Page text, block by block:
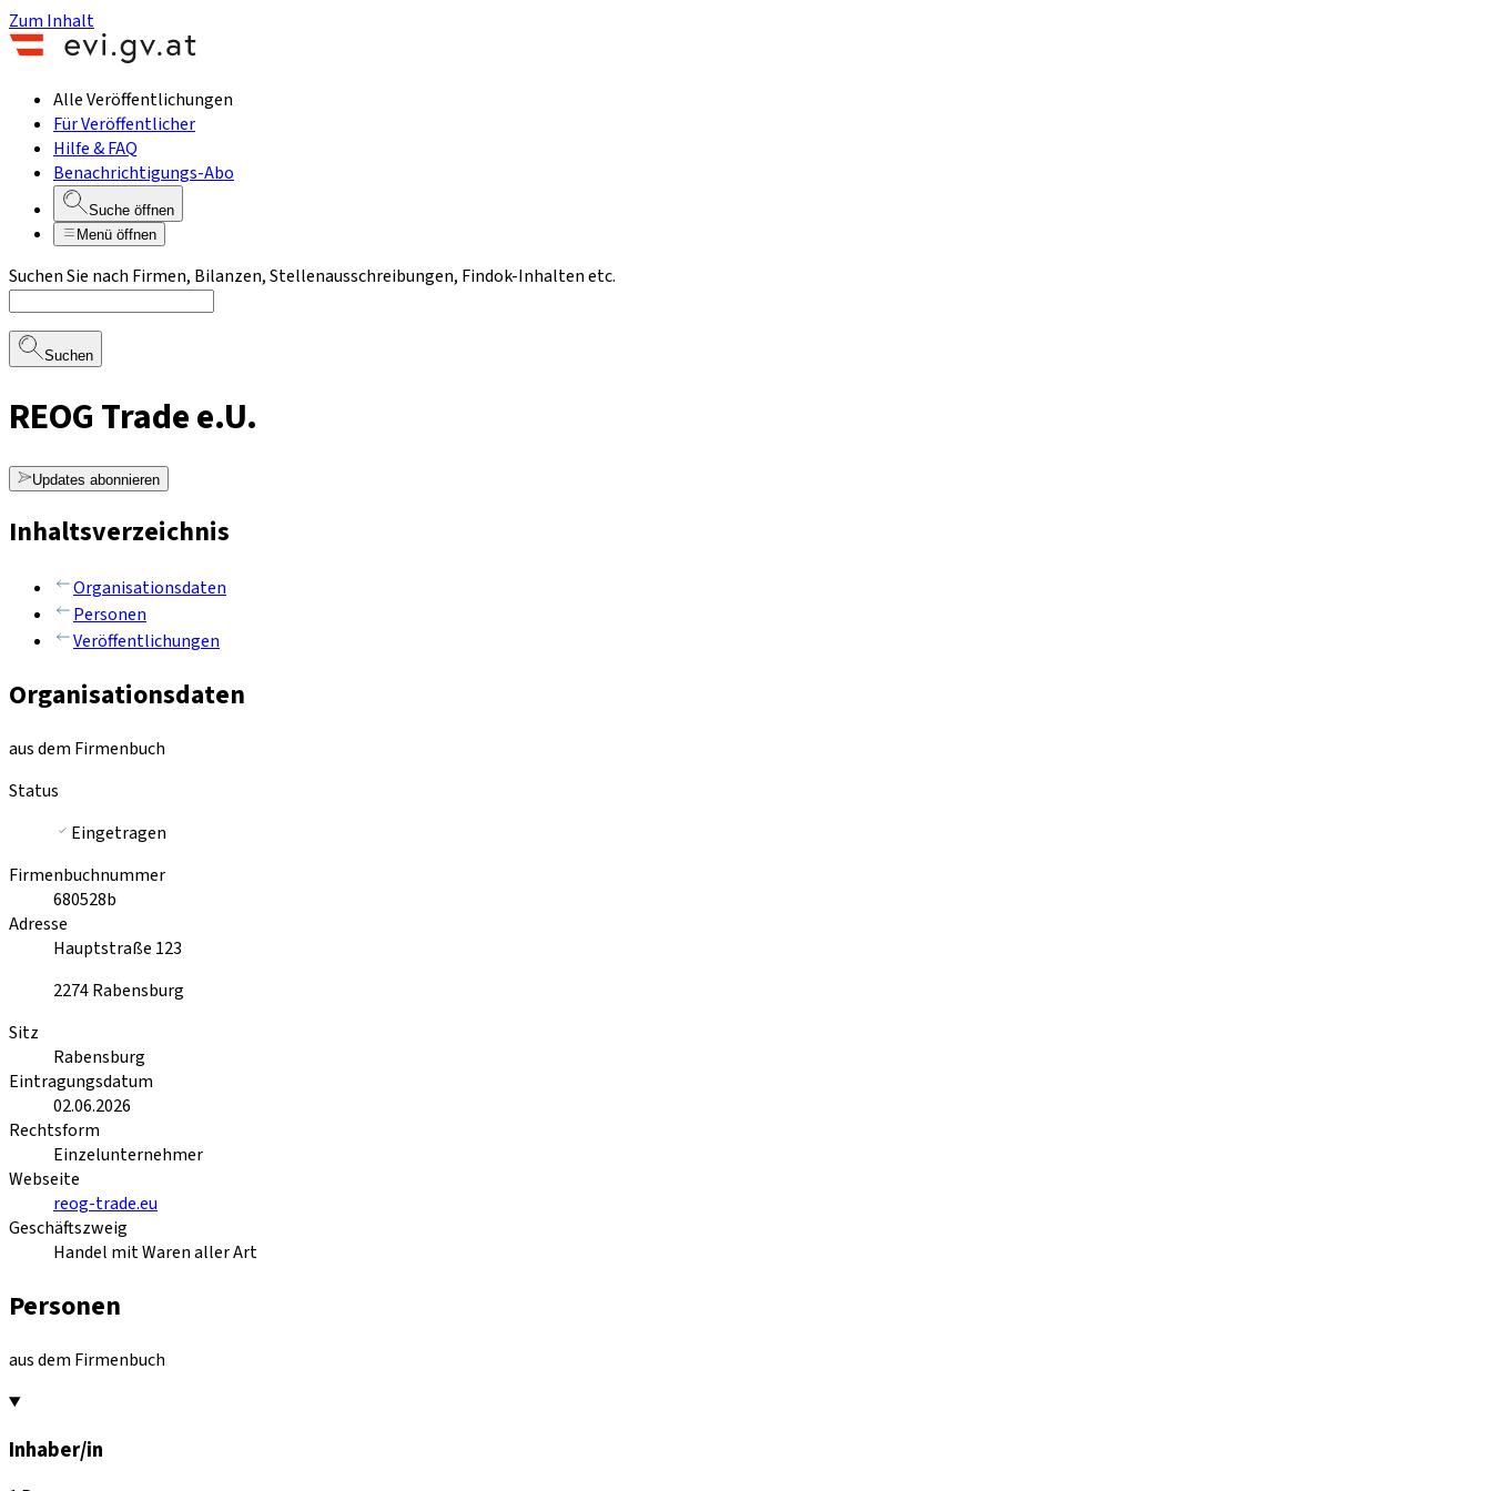
Zum Inhalt
Alle Veröffentlichungen
Für Veröffentlicher
Hilfe & FAQ
Benachrichtigungs-Abo
Suche öffnen
Menü öffnen
Suchen Sie nach Firmen, Bilanzen, Stellenausschreibungen, Findok-Inhalten etc.
Suchen
REOG Trade e.U.
Updates abonnieren
Inhaltsverzeichnis
Organisationsdaten
Personen
Veröffentlichungen
Organisationsdaten
aus dem Firmenbuch
Status
Eingetragen
Firmenbuchnummer
680528b
Adresse
Hauptstraße 123
2274Rabensburg
Sitz
Rabensburg
Eintragungsdatum
02.06.2026
Rechtsform
Einzelunternehmer
Webseite
reog-trade.eu
Geschäftszweig
Handel mit Waren aller Art
Personen
aus dem Firmenbuch
Inhaber/in